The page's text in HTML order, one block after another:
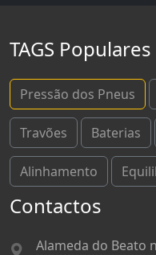
TAGS Populares
Pressão dos Pneus
Travões Baterias
Alinhamento
Contactos
Alameda do Beato